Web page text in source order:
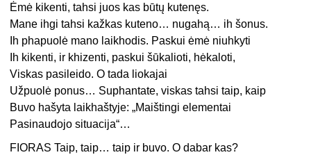
Ėmė kikenti, tahsi juos kas būtų kutenęs.
Mane ihgi tahsi kažkas kuteno… nugahą… ih šonus.
Ih phapuolė mano laikhodis. Paskui ėmė niuhkyti
Ih kikenti, ir khizenti, paskui šūkalioti, hėkaloti,
Viskas pasileido. O tada liokajai
Užpuolė ponus… Suphantate, viskas tahsi taip, kaip
Buvo hašyta laikhaštyje: „Maištingi elementai
Pasinaudojo situacija“…
FIORAS Taip, taip… taip ir buvo. O dabar kas?